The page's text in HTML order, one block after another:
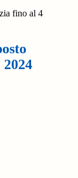
fino al 4